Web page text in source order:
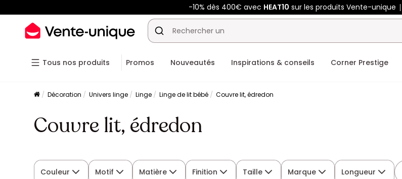
-10% dès 400€ avec HEAT10 sur les produits Vente-unique
Tous nos produits Promos Nouveautés Inspirations & conseils Corner Prestige
Décoration Univers linge Linge Linge de lit bébé Couvre lit, édredon
Couvre lit, édredon
Couleur Motif Matière Finition Taille Marque Longueur